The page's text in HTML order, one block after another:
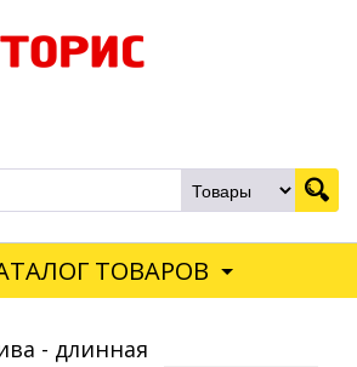
ТОВАРОВ
- длинная